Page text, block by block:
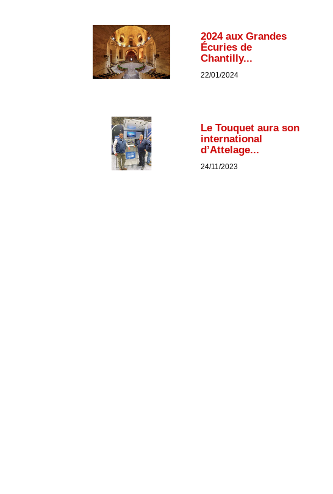
2024 aux Grandes
Écuries de
Chantilly...
22/01/2024
Le Touquet aura son
international
d’Attelage...
24/11/2023